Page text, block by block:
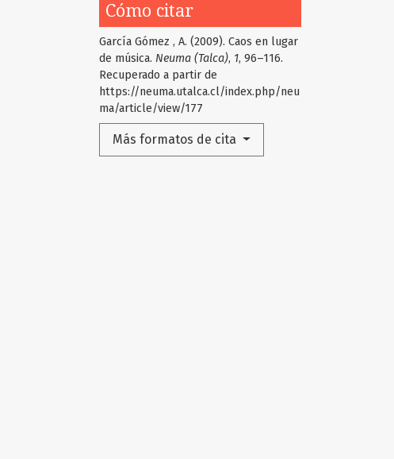
Cómo citar
García Gómez , A. (2009). Caos en lugar
de música. Neuma (Talca), 1, 96–116.
Recuperado a partir de
https://neuma.utalca.cl/index.php/neu
ma/article/view/177
Más formatos de cita